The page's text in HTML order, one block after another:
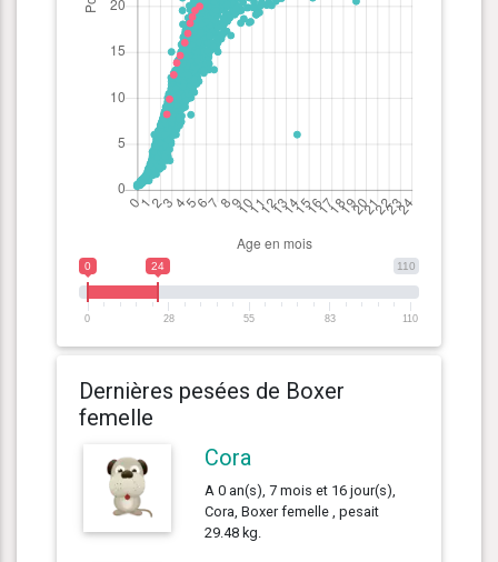
110
0 24
0 28 55 83 110
Dernières pesées de Boxer
femelle
Cora
A 0 an(s), 7 mois et 16 jour(s),
Cora, Boxer femelle , pesait
29.48 kg.